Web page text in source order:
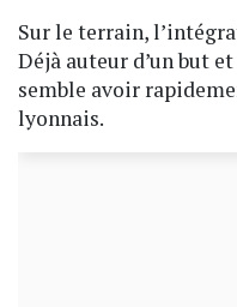
Sur le terrain,
Déjà auteur d’un but
semble avoir
lyonnais.